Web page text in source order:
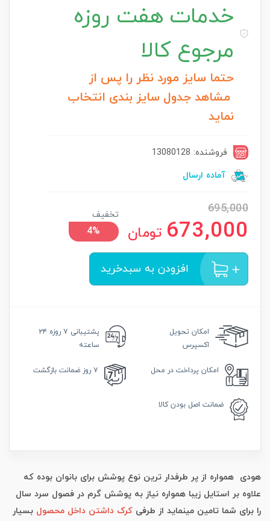
خدمات هفت روزه
مرجوع کالا
حتما سایز مورد نظر را پس از
مشاهد جدول سایز بندی انتخاب
نماید
فروشنده: 13080128
آماده ارسال
695,000
673,000 تومان
تخفیف
4%
افزودن به سبدخرید
امکان تحویل
اکسپرس
پشتیبانی
۷ روزه ۲۴
ساعته
امکان پرداخت در محل ۷ روز ضمانت بازگشت
ضمانت اصل بودن کالا
هودی همواره از پر طرفدار ترین نوع پوشش برای بانوان بوده که
علاوه بر استایل زیبا همواره نیاز به پوشش گرم در فصول سرد سال
را برای شما تامین مینماید از طرفی کرک داشتن داخل محصول بسیار